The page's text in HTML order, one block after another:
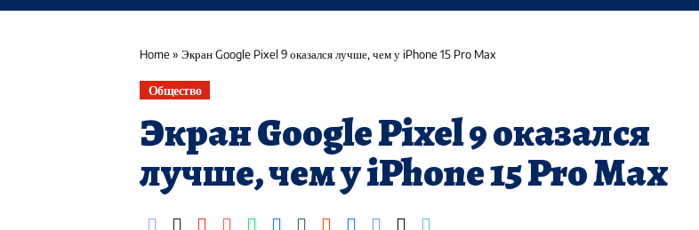
Home» Экран Google Pixel 9 оказался лучше, чем у iPhone 15 Pro Max
Общество
Экран Google Pixel 9 оказался
лучше, чем у iPhone 15 Pro Max